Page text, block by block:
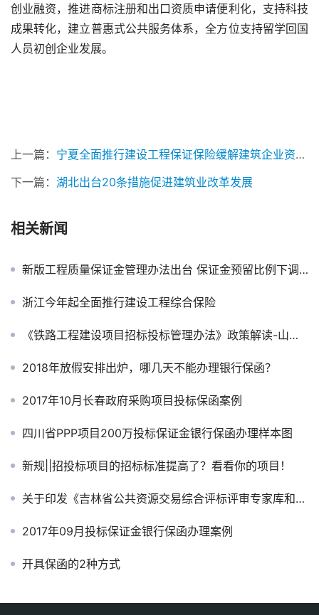
创业融资，推进商标注册和出口资质申请便利化，支持科技
成果转化，建立普惠式公共服务体系，全方位支持留学回国
人员初创企业发展。
上一篇： 宁夏全面推行建设工程保证保险缓解建筑企业资金压力遏制违约行为
下一篇： 湖北出台20条措施促进建筑业改革发展
相关新闻
新版工程质量保证金管理办法出台 保证金预留比例下调两个百分点
浙江今年起全面推行建设工程综合保险
《铁路工程建设项目招标投标管理办法》政策解读-山西保函网
2018年放假安排出炉，哪几天不能办理银行保函？
2017年10月长春政府采购项目投标保函案例
四川省PPP项目200万投标保证金银行保函办理样本图
新规||招投标项目的招标标准提高了？看看你的项目！
关于印发《吉林省公共资源交易综合评标评审专家库和专家管理暂行办法》和《吉林省公共资源交易活动社会监督员库和监督员管理暂行办法》的通知
2017年09月投标保证金银行保函办理案例
开具保函的2种方式